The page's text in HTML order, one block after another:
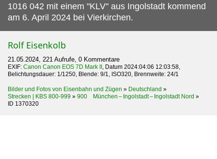
1016 042 mit einem "KLV" aus Ingolstadt kommend
am 6. April 2024 bei Vierkirchen.
Rolf Eisenkolb
21.05.2024, 221 Aufrufe, 0 Kommentare
EXIF: Canon Canon EOS 7D Mark II, Datum 2024:04:06 12:03:58,
Belichtungsdauer: 1/1250, Blende: 9/1, ISO320, Brennweite: 24/1
Bilder und Fotos von Eisenbahn und Zügen » Deutschland »
Strecken | KBS 800-999 » 900 München – Ingolstadt – Ingolstadt Nord »
ID 1370320